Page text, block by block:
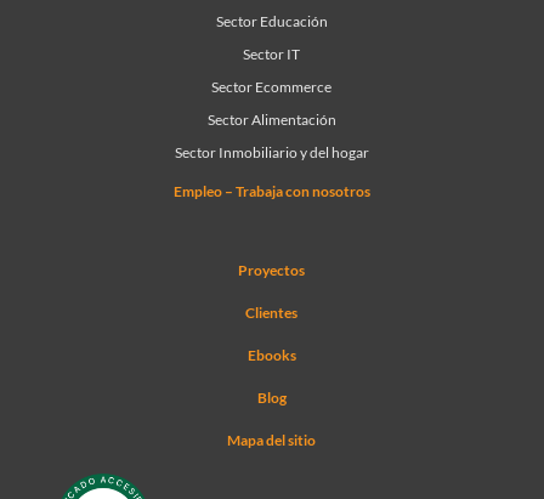
Sector Educación
Sector IT
Sector Ecommerce
Sector Alimentación
Sector Inmobiliario y del hogar
Empleo – Trabaja con nosotros
Proyectos
Clientes
Ebooks
Blog
Mapa del sitio